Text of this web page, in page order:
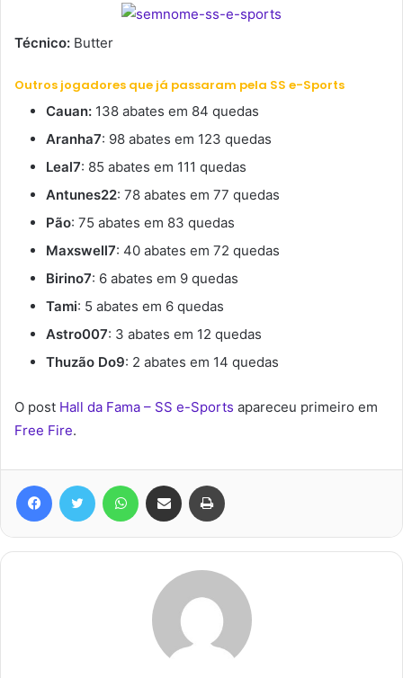
Técnico: Butter
Outros jogadores que já passaram pela SS e-Sports
Cauan: 138 abates em 84 quedas
Aranha7: 98 abates em 123 quedas
Leal7: 85 abates em 111 quedas
Antunes22: 78 abates em 77 quedas
Pão: 75 abates em 83 quedas
Maxswell7: 40 abates em 72 quedas
Birino7: 6 abates em 9 quedas
Tami: 5 abates em 6 quedas
Astro007: 3 abates em 12 quedas
Thuzão Do9: 2 abates em 14 quedas
O post Hall da Fama – SS e-Sports apareceu primeiro em
Free Fire.
FacebookTwitter WhatsAppCompartilhar via e-mail